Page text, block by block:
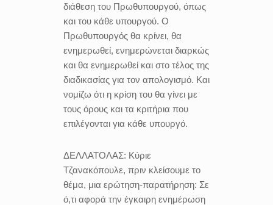
διάθεση του Πρωθυπουργού, όπως
και του κάθε υπουργού. Ο
Πρωθυπουργός θα κρίνει, θα
ενημερωθεί, ενημερώνεται διαρκώς
και θα ενημερωθεί και στο τέλος της
διαδικασίας για τον απολογισμό. Και
νομίζω ότι η κρίση του θα γίνει με
τους όρους και τα κριτήρια που
επιλέγονται για κάθε υπουργό.
ΔΕΛΛΑΤΟΛΑΣ: Κύριε
Τζανακόπουλε, πριν κλείσουμε το
θέμα, μια ερώτηση-παρατήρηση: Σε
ό,τι αφορά την έγκαιρη ενημέρωση